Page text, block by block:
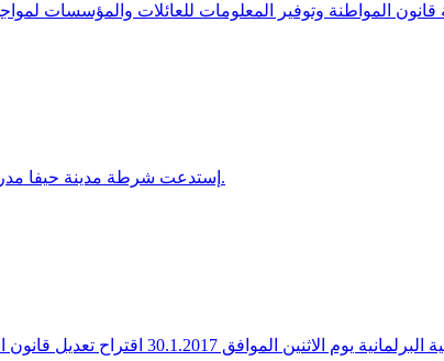
إستدعت شرطة مدينة حيفا مدراء مدارس وطالبتهم بمنع مظاهرة طلاب المدارس الحيفاوية ضد هدم المنازل.